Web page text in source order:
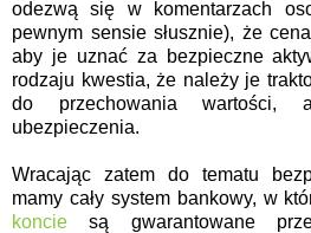
odezwą się w komentarzach
pewnym sensie słusznie), że
aby je uznać za bezpieczne
rodzaju kwestia, że należy je
do przechowania
ubezpieczenia.
Wracając zatem do tematu
mamy cały system bankowy, w
koncie są gwarantowane